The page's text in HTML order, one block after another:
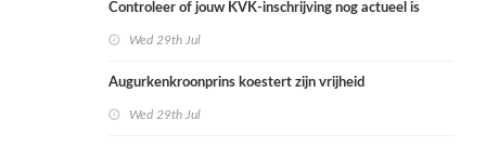
Controleer of jouw KVK-inschrijving nog actueel is
Wed 29th Jul
Augurkenkroonprins koestert zijn vrijheid
Wed 29th Jul